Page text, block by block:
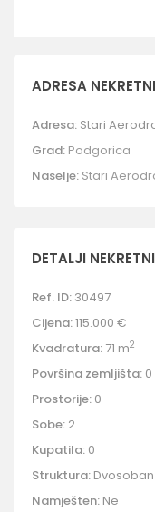
ADRESA
Adresa: Stari
Grad: Podgorica
Naselje: Stari
DETALJI
Ref. ID: 30497
Cijena:115.000 €
Kvadratura: 71 m2
Površina zemljišta:
Prostorije: 0
Sobe: 2
Kupatila: 0
Struktura: Dvosoban
Namješten: Ne